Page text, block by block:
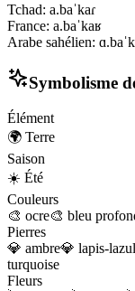
Tchad: a.baˈkaɾ
France: a.baˈkaʁ
Arabe sahélien:
Symbolisme
Élément
🌍 Terre
Saison
☀️ Été
Couleurs
🎨 ocre🎨 bleu
Pierres
💎 ambre💎 lapis-
turquoise
Fleurs